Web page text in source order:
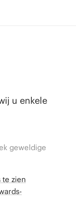
u enkele
geweldige
te zien